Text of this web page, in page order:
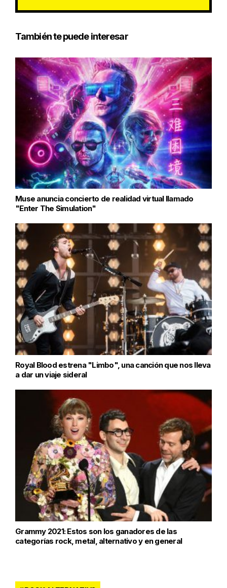
También te puede interesar
Muse anuncia concierto de realidad virtual llamado
"Enter The Simulation"
Royal Blood estrena "Limbo", una canción que nos lleva
a dar un viaje sideral
Grammy 2021: Estos son los ganadores de las
categorías rock, metal, alternativo y en general